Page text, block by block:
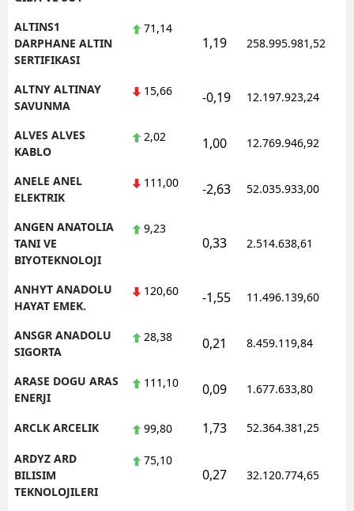
ALTINS1
DARPHANE ALTIN
SERTIFIKASI
71,14
1,19 258.995.981,52
ALTNY ALTINAY
SAVUNMA
15,66 -0,19 12.197.923,24
ALVES ALVES
KABLO
2,02 1,00 12.769.946,92
ANELE ANEL
ELEKTRIK
111,00 -2,63 52.035.933,00
ANGEN ANATOLIA
TANI VE
BIYOTEKNOLOJI
9,23
0,33 2.514.638,61
ANHYT ANADOLU
HAYAT EMEK.
120,60 -1,55 11.496.139,60
ANSGR ANADOLU
SIGORTA
28,38 0,21 8.459.119,84
ARASE DOGU ARAS
ENERJI
111,10 0,09 1.677.633,80
ARCLK ARCELIK 99,80 1,73 52.364.381,25
ARDYZ ARD
BILISIM
TEKNOLOJILERI
75,10
0,27 32.120.774,65